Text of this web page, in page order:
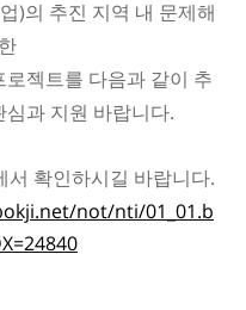
)의 추진 지역 내 문제해
로젝트를 다음과 같이 추
심과 지원 바랍니다.
서 확인하시길 바랍니다.
not/nti/01_01.b